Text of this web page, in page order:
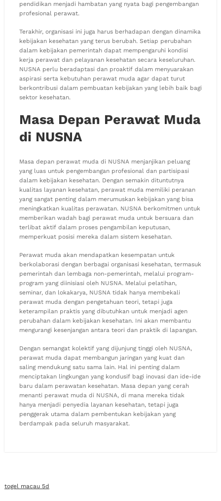
pendidikan menjadi hambatan yang nyata bagi pengembangan
profesional perawat.
Terakhir, organisasi ini juga harus berhadapan dengan dinamika
kebijakan kesehatan yang terus berubah. Setiap perubahan
dalam kebijakan pemerintah dapat mempengaruhi kondisi
kerja perawat dan pelayanan kesehatan secara keseluruhan.
NUSNA perlu beradaptasi dan proaktif dalam menyuarakan
aspirasi serta kebutuhan perawat muda agar dapat turut
berkontribusi dalam pembuatan kebijakan yang lebih baik bagi
sektor kesehatan.
Masa Depan Perawat Muda
di NUSNA
Masa depan perawat muda di NUSNA menjanjikan peluang
yang luas untuk pengembangan profesional dan partisipasi
dalam kebijakan kesehatan. Dengan semakin dituntutnya
kualitas layanan kesehatan, perawat muda memiliki peranan
yang sangat penting dalam merumuskan kebijakan yang bisa
meningkatkan kualitas perawatan. NUSNA berkomitmen untuk
memberikan wadah bagi perawat muda untuk bersuara dan
terlibat aktif dalam proses pengambilan keputusan,
memperkuat posisi mereka dalam sistem kesehatan.
Perawat muda akan mendapatkan kesempatan untuk
berkolaborasi dengan berbagai organisasi kesehatan, termasuk
pemerintah dan lembaga non-pemerintah, melalui program-
program yang diinisiasi oleh NUSNA. Melalui pelatihan,
seminar, dan lokakarya, NUSNA tidak hanya membekali
perawat muda dengan pengetahuan teori, tetapi juga
keterampilan praktis yang dibutuhkan untuk menjadi agen
perubahan dalam kebijakan kesehatan. Ini akan membantu
mengurangi kesenjangan antara teori dan praktik di lapangan.
Dengan semangat kolektif yang dijunjung tinggi oleh NUSNA,
perawat muda dapat membangun jaringan yang kuat dan
saling mendukung satu sama lain. Hal ini penting dalam
menciptakan lingkungan yang kondusif bagi inovasi dan ide-ide
baru dalam perawatan kesehatan. Masa depan yang cerah
menanti perawat muda di NUSNA, di mana mereka tidak
hanya menjadi penyedia layanan kesehatan, tetapi juga
penggerak utama dalam pembentukan kebijakan yang
berdampak pada seluruh masyarakat.
togel macau 5d